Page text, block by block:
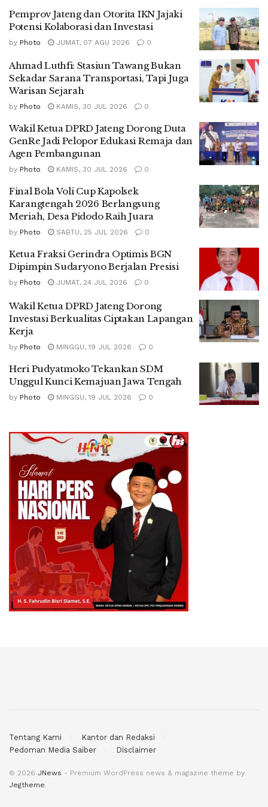
Pemprov Jateng dan Otorita IKN Jajaki
Potensi Kolaborasi dan Investasi
by Photo JUMAT, 07 AGU 2026 0
Ahmad Luthfi: Stasiun Tawang Bukan
Sekadar Sarana Transportasi, Tapi Juga
Warisan Sejarah
by Photo KAMIS, 30 JUL 2026 0
Wakil Ketua DPRD Jateng Dorong Duta
GenRe Jadi Pelopor Edukasi Remaja dan
Agen Pembangunan
by Photo KAMIS, 30 JUL 2026 0
Final Bola Voli Cup Kapolsek
Karangtengah 2026 Berlangsung
Meriah, Desa Pidodo Raih Juara
by Photo SABTU, 25 JUL 2026 0
Ketua Fraksi Gerindra Optimis BGN
Dipimpin Sudaryono Berjalan Presisi
by Photo JUMAT, 24 JUL 2026 0
Wakil Ketua DPRD Jateng Dorong
Investasi Berkualitas Ciptakan Lapangan
Kerja
by Photo MINGGU, 19 JUL 2026 0
Heri Pudyatmoko Tekankan SDM
Unggul Kunci Kemajuan Jawa Tengah
by Photo MINGGU, 19 JUL 2026 0
Tentang Kami
Kantor dan Redaksi
Pedoman Media Saiber
Disclaimer
© 2026 JNews - Premium WordPress news & magazine theme by
Jegtheme.